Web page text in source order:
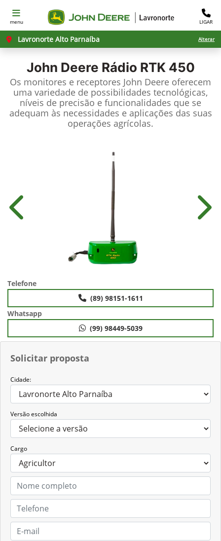
menu LIGAR
Lavronorte Alto Parnaíba Alterar
John Deere Rádio RTK 450
Os monitores e receptores John Deere oferecem
uma variedade de possibilidades tecnológicas,
níveis de precisão e funcionalidades que se
adequam às necessidades e aplicações das suas
operações agrícolas.
Solicitar proposta
Cidade:
Versão escolhida
Cargo
Anterior
Telefone
(89) 98151-1611
Whatsapp
(99) 98449-5039